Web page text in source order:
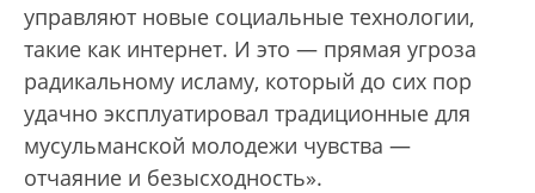
управляют новые социальные технологии,
такие как интернет. И это — прямая угроза
радикальному исламу, который до сих пор
удачно эксплуатировал традиционные для
мусульманской молодежи чувства —
отчаяние и безысходность».